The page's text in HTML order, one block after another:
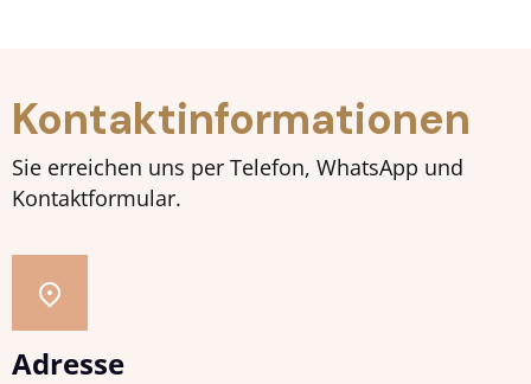
Kontaktinformationen
Sie erreichen uns per Telefon, WhatsApp und
Kontaktformular.
Adresse